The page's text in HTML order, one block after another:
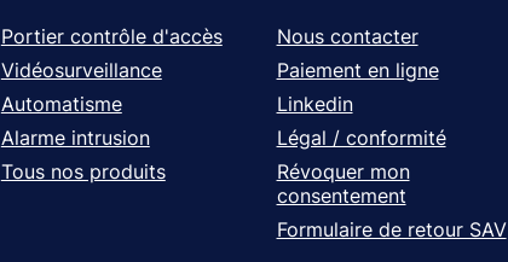
Portier contrôle d'accès
Vidéosurveillance
Automatisme
Alarme intrusion
Tous nos produits
Nous contacter
Paiement en ligne
Linkedin
Légal / conformité
Révoquer mon
consentement
Formulaire de retour SAV